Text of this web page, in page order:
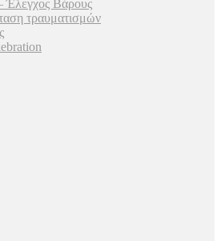
Έλεγχος Βάρους
τραυματισμών